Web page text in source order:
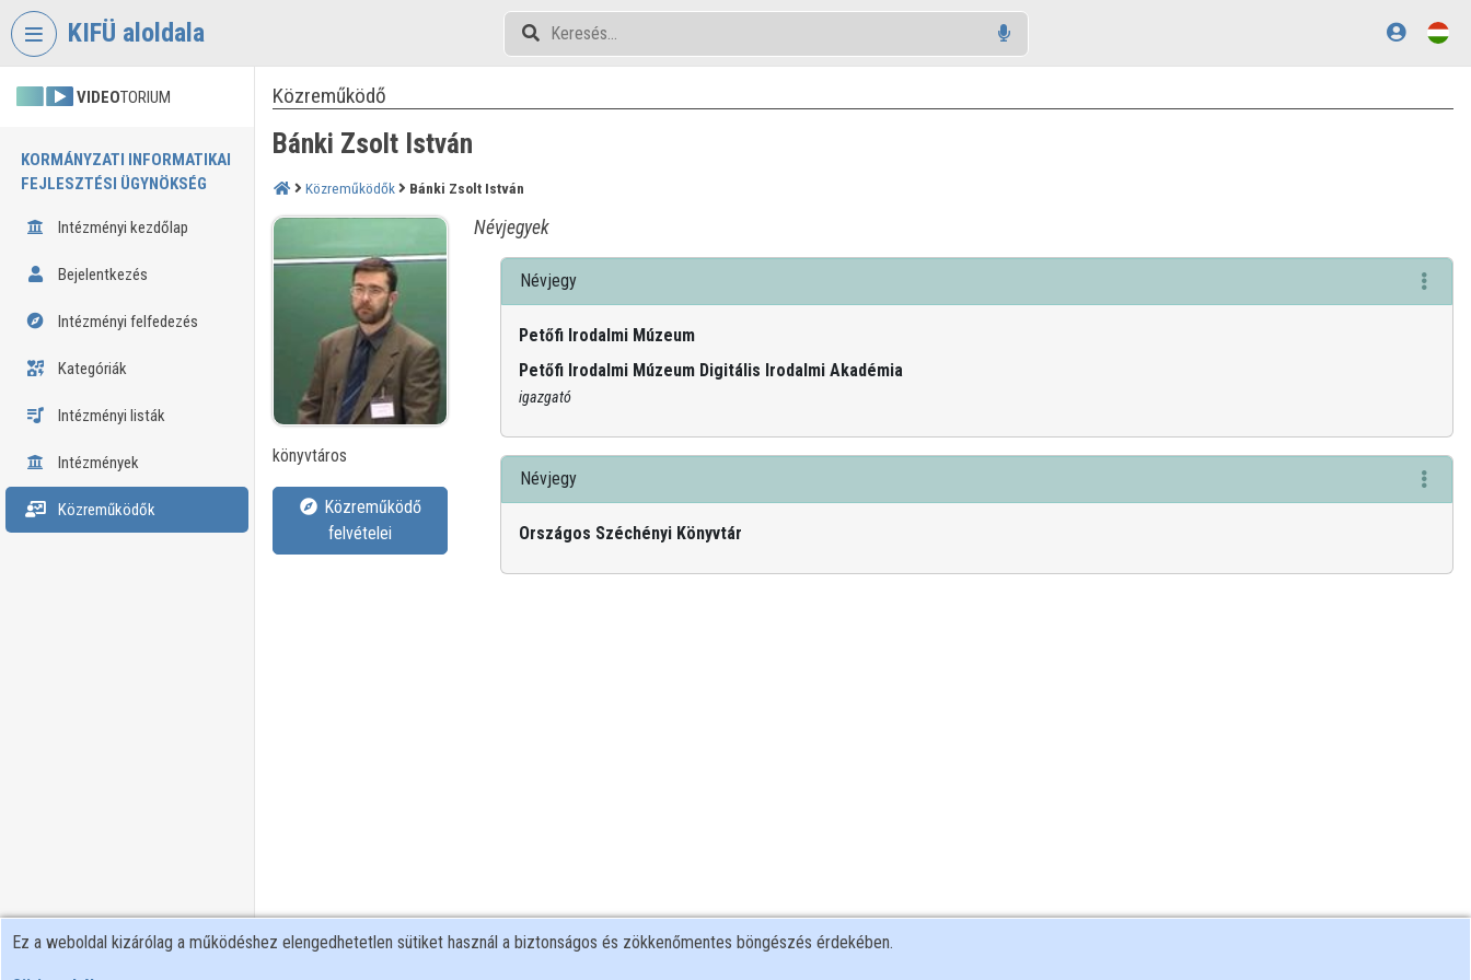
Fejléc kihagyása
KIFÜ aloldala
VIDEOTORIUM
KORMÁNYZATI INFORMATIKAI
FEJLESZTÉSI ÜGYNÖKSÉG
Intézményi kezdőlap
Bejelentkezés
Intézményi felfedezés
Kategóriák
Intézményi listák
Intézmények
Közreműködők
Közreműködő
Bánki Zsolt István
Közreműködők Bánki Zsolt István
könyvtáros
felvételei
Névjegyek
Névjegy
Petőfi Irodalmi Múzeum
Petőfi Irodalmi Múzeum Digitális Irodalmi Akadémia
igazgató
Névjegy
Országos Széchényi Könyvtár
Ez a weboldal kizárólag a működéshez elengedhetetlen sütiket használ a biztonságos és zökkenőmentes böngészés érdekében.